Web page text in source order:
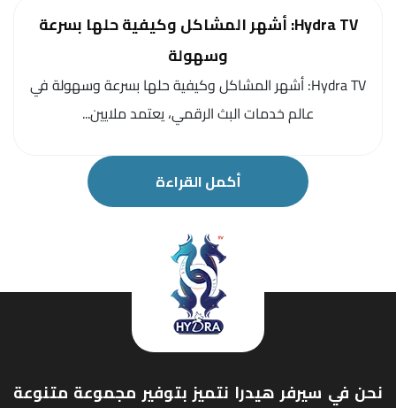
Hydra TV: أشهر المشاكل وكيفية حلها بسرعة
وسهولة
Hydra TV: أشهر المشاكل وكيفية حلها بسرعة وسهولة في
عالم خدمات البث الرقمي، يعتمد ملايين...
أكمل القراءة
نحن في سيرفر هيدرا نتميز بتوفير مجموعة متنوعة